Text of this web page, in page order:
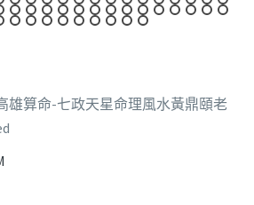
雄算命-七政天星命理風水黃鼎頤老